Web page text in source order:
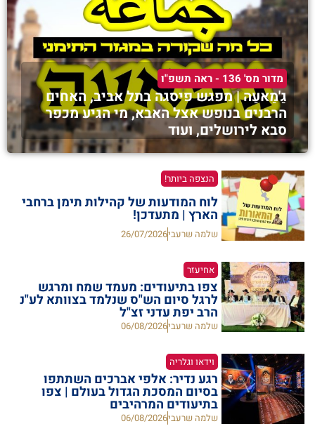
מדור מס' 136 - ראה תשפ"ו
גַ'מַאעַה | מפגש פיסגה בתל אביב, האחים
הרבנים בנופש אצל האבא, מי הגיע מכפר
סבא לירושלים, ועוד
הנצפה ביותר!
לוח המודעות של קהילות תימן ברחבי
הארץ | מתעדכן!
שלמה שרעבי26/07/2026
אחיעזר
צפו בתיעודים: מעמד שמח ומרגש
לרגל סיום הש"ס שנלמד בצוותא לע"נ
הרב יפת עדני זצ"ל
שלמה שרעבי06/08/2026
וידאו וגלריה
רגע נדיר: אלפי אברכים השתתפו
בסיום המסכת הגדול בעולם | צפו
בתיעודים המרהיבים
שלמה שרעבי06/08/2026